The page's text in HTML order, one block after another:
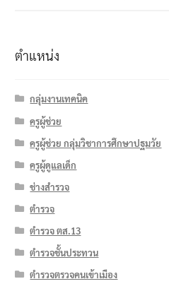
ตำแหน่ง
กลุ่มงานเทคนิค
ครูผู้ช่วย
ครูผู้ช่วย กลุ่มวิชาการศึกษาปฐมวัย
ครูผู้ดูแลเด็ก
ช่างสำรวจ
ตำรวจ
ตำรวจ ตส.13
ตำรวจชั้นประทวน
ตำรวจตรวจคนเข้าเมือง